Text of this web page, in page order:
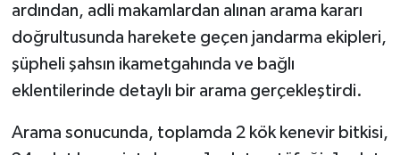
ardından, adli makamlardan alınan arama kararı
doğrultusunda harekete geçen jandarma ekipleri,
şüpheli şahsın ikametgahında ve bağlı
eklentilerinde detaylı bir arama gerçekleştirdi.
Arama sonucunda, toplamda 2 kök kenevir bitkisi,